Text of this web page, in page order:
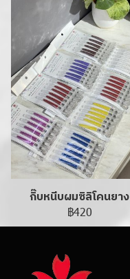
กิ๊บหนีบผมซิลิโคนยาง
฿420